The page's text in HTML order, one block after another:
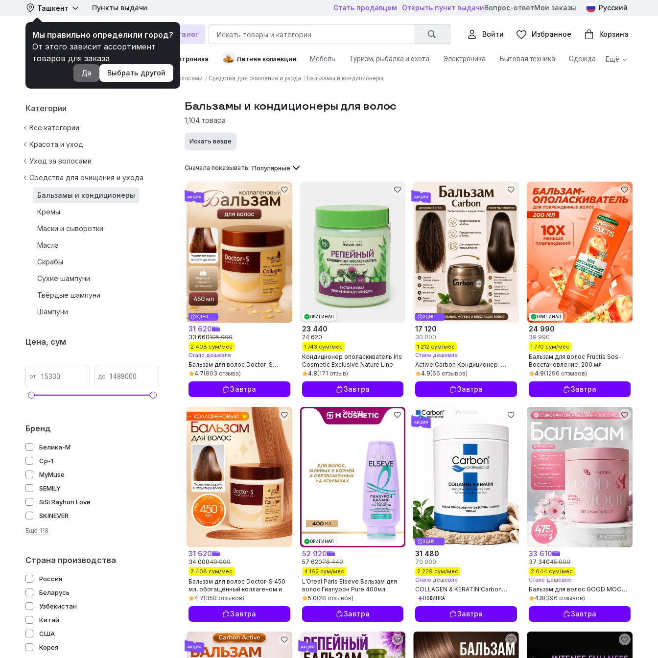
Ташкент
Мы правильно определили город?
От этого зависит ассортимент
товаров для заказа
Да Выбрать другой
Пункты выдачи Стать продавцом Открыть пункт выдачиВопрос-ответМои заказы Русский
Каталог Войти Избранное Корзина
Гарантия низких цен Техника и электроника Летняя коллекция Мебель Туризм, рыбалка и охота Электроника Бытовая техника Одежда
Аксессуары Красота и уход Здоровье Товары для дома Строительство и ремонт Автотовары
Ещё
Все категории / Красота и уход Уход за волосами / Средства для очищения и ухода / Бальзамы и кондиционеры
Категории
Все категории
Красота и уход
Уход за волосами
Средства для очищения и ухода
Бальзамы и кондиционеры
Кремы
Маски и сыворотки
Масла
Скрабы
Сухие шампуни
Твёрдые шампуни
Шампуни
Цена, сум
от до
Бренд
Белика-М
Cp-1
MyMuse
SEMILY
SiSi Rayhon Love
SKINEVER
Ещё 118
Страна производства
Россия
Беларусь
Узбекистан
Китай
США
Корея
Бальзамы и кондиционеры для волос
1,104 товара
Искать везде
Сначала показывать: Популярные
Реклама
3 ДНЯ
31 620
33 660195 000
2 408 сум/мес
Стало дешевле
Бальзам для волос Doctor-S
PROFESSIONAL, с коллагеноми
кератином, для повреждённых
4.7(803 отзыва)
Завтра
ОРИГИНАЛ
23 440
24 620
1 743 сум/мес
Кондиционер ополаскиватель Iris
Cosmetic Exclusive Nature Line
Репейный, 500 мл
4.8(171 отзыв)
Завтра
Реклама
3 ДНЯ
17 120
30 000
1 212 сум/мес
Стало дешевле
Active Carbon Кондиционер-
бальзам для волос, 930 мл, 550
мл, 250 мл
4.9(66 отзывов)
Завтра
ОРИГИНАЛ
24 990
39 990
1 770 сум/мес
Бальзам для волос Fructis Sos-
Восстановление, 200 мл
4.9(1296 отзывов)
Завтра
31 620
34 00049 000
2 408 сум/мес
Бальзам для волос Doctor-S 450
мл, обогащенный коллагеном и
корнем маки
4.7(358 отзывов)
Завтра
Реклама
ОРИГИНАЛ
52 920
57 62076 440
4 165 сум/мес
L’Oreal Paris Elseve Бальзам для
волос Гиалурон Pure 400мл
5.0(28 отзывов)
Завтра
Реклама
3 ДНЯ
31 480
70 000
2 229 сум/мес
Стало дешевле
COLLAGEN & KERATIN Carbon
Professional — бальзам для
волос, питает и придаёт
НОВИНКА
Завтра
Реклама
33 610
37 34045 000
2 644 сум/мес
Стало дешевле
Бальзам для волос GOOD MOOD
— с экстрактом женьшеня,
укрепляет волосы
4.8(396 отзывов)
Завтра
Реклама